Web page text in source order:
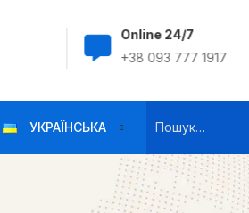
Online 24/7
+38 093 777 1917
УКРАЇНСЬКА